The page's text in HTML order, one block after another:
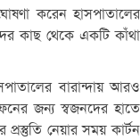
করেন হাসপাতালের
কাছ থেকে একটি কাঁথা
বারান্দায় আরও
জন্য স্বজনদের হাতে
প্রস্তুতি নেয়ার সময় কার্টন